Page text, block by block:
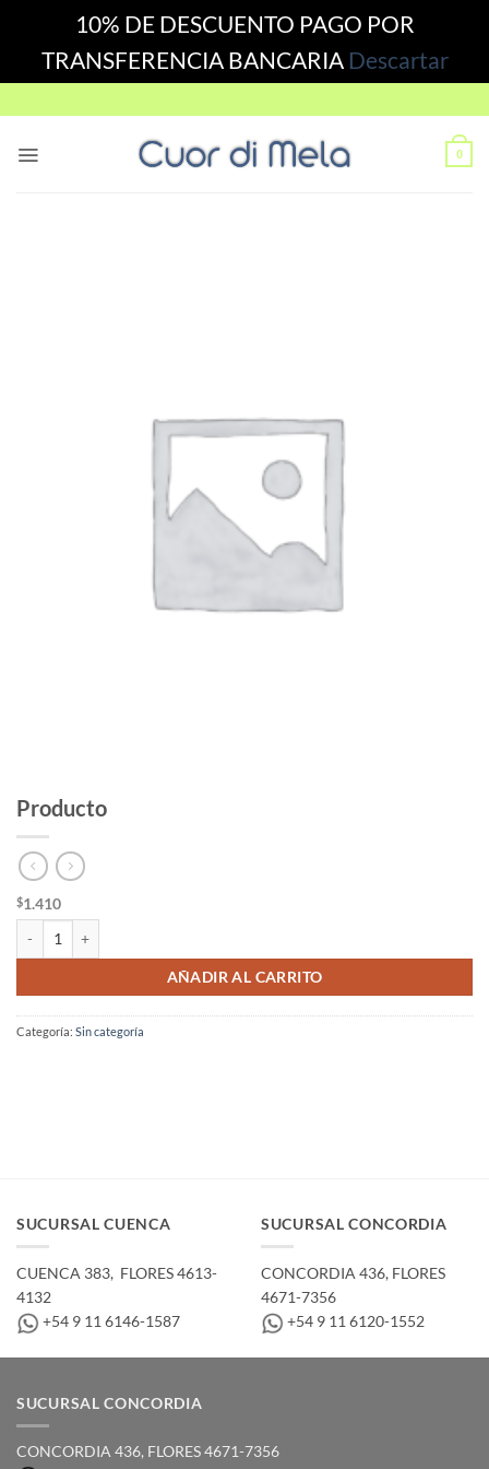
10% DE DESCUENTO PAGO POR
TRANSFERENCIA BANCARIA Descartar
to
0
Producto
$1.410
AÑADIR AL CARRITO
Categoría: Sin categoría
SUCURSAL CUENCA
CUENCA 383, ­ FLORES 4613-
4132
+54 9 11 6146-1587
SUCURSAL CONCORDIA
CONCORDIA 436,­ FLORES
4671-7356
+54 9 11 6120-1552
SUCURSAL CONCORDIA
CONCORDIA 436,­ FLORES 4671-7356